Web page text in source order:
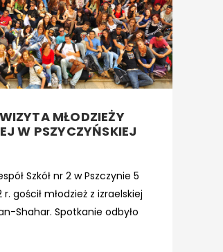
MŁODZIEŻY
W PSZYCZYŃSKIEJ
Szkół nr 2 w Pszczynie 5
r. gościł młodzież z izraelskiej
Shahar. Spotkanie odbyło